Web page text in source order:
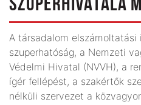
SZUPERHIVATALA
A társadalom
szuperhatóság, a Nemzeti
Védelmi Hivatal (NVVH), a
ígér fellépést, a szakértők
nélküli szervezet a